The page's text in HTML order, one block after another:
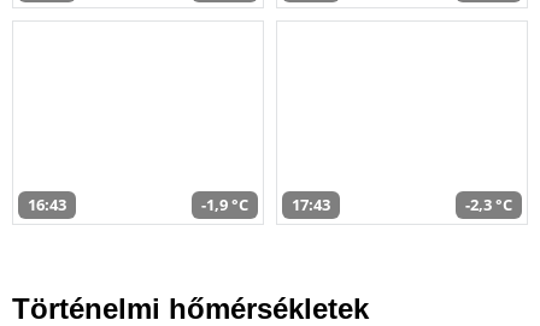
16:43 -1,9 °C 17:43 -2,3 °C
Történelmi hőmérsékletek